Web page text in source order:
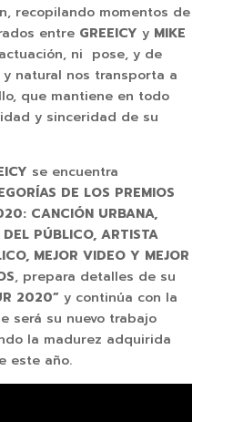
recopilando momentos de
entre GREEICY y MIKE
ni pose, y de
natural nos transporta a
que mantiene en todo
y sinceridad de su
se encuentra
DE LOS PREMIOS
CANCIÓN URBANA,
PÚBLICO, ARTISTA
MEJOR VIDEO Y MEJOR
, prepara detalles de su
2020” y continúa con la
será su nuevo trabajo
la madurez adquirida
este año.